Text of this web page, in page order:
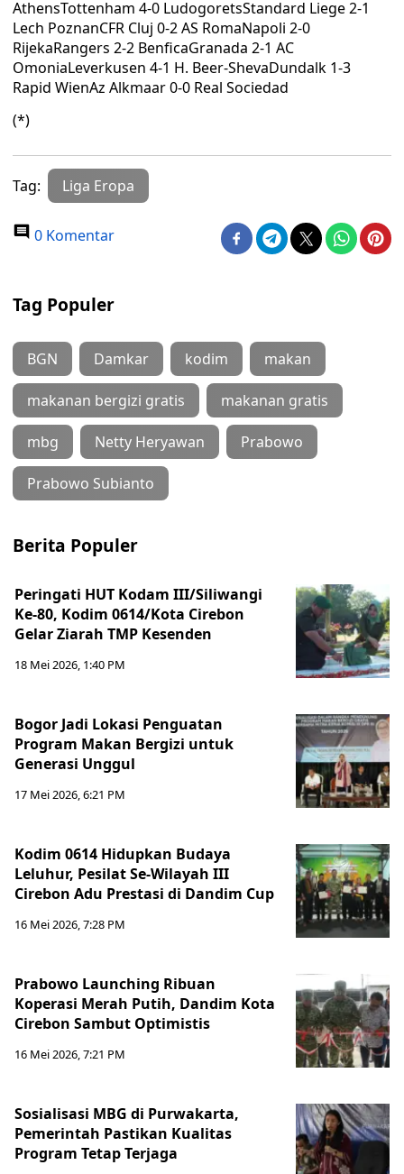
AthensTottenham 4-0 LudogoretsStandard Liege 2-1
Lech PoznanCFR Cluj 0-2 AS RomaNapoli 2-0
RijekaRangers 2-2 BenficaGranada 2-1 AC
OmoniaLeverkusen 4-1 H. Beer-ShevaDundalk 1-3
Rapid WienAz Alkmaar 0-0 Real Sociedad
(*)
Tag: Liga Eropa
0 Komentar
Tag Populer
BGN Damkar kodim makan
makanan bergizi gratis makanan gratis
mbg Netty Heryawan Prabowo
Prabowo Subianto
Berita Populer
Peringati HUT Kodam III/Siliwangi
Ke-80, Kodim 0614/Kota Cirebon
Gelar Ziarah TMP Kesenden
18 Mei 2026, 1:40 PM
Bogor Jadi Lokasi Penguatan
Program Makan Bergizi untuk
Generasi Unggul
17 Mei 2026, 6:21 PM
Kodim 0614 Hidupkan Budaya
Leluhur, Pesilat Se-Wilayah III
Cirebon Adu Prestasi di Dandim Cup
16 Mei 2026, 7:28 PM
Prabowo Launching Ribuan
Koperasi Merah Putih, Dandim Kota
Cirebon Sambut Optimistis
16 Mei 2026, 7:21 PM
Sosialisasi MBG di Purwakarta,
Pemerintah Pastikan Kualitas
Program Tetap Terjaga